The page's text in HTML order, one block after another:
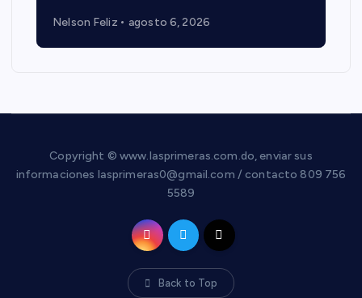
Nelson Feliz agosto 6, 2026
Copyright © www.lasprimeras.com.do, enviar sus
informaciones lasprimeras0@gmail.com / contacto 809 756
5589
Back to Top